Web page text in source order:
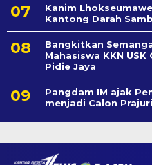
Kanim
Kantong Darah
Bangkitkan
Mahasiswa KKN
Pidie Jaya
Pangdam IM ajak
menjadi Calon